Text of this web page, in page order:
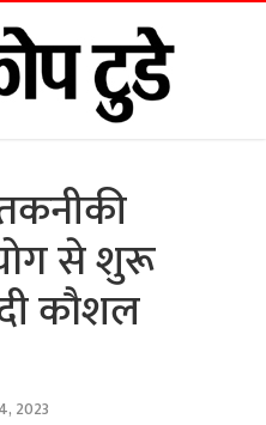
से शुरू
कौशल
2023